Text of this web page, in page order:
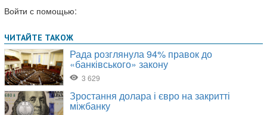
Войти с помощью: